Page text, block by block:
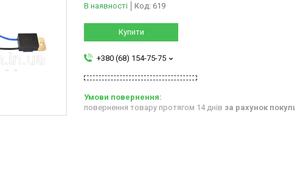
В наявності Код: 619
Купити
+380 (68) 154-75-75
повернення товару протягом 14 днів за рахунок